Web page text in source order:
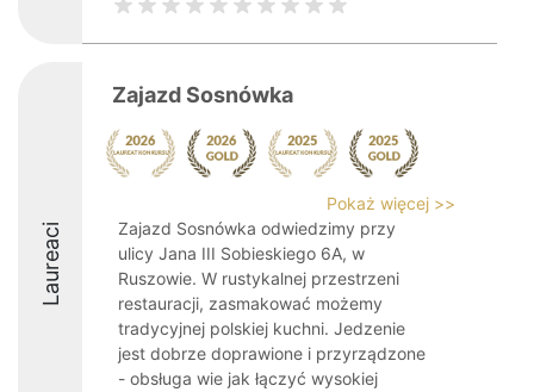
Laureaci
Zajazd Sosnówka
Pokaż więcej >>
Zajazd Sosnówka odwiedzimy przy
ulicy Jana III Sobieskiego 6A, w
Ruszowie. W rustykalnej przestrzeni
restauracji, zasmakować możemy
tradycyjnej polskiej kuchni. Jedzenie
jest dobrze doprawione i przyrządzone
- obsługa wie jak łączyć wysokiej